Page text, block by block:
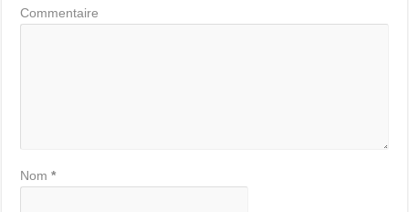
Commentaire
Nom*